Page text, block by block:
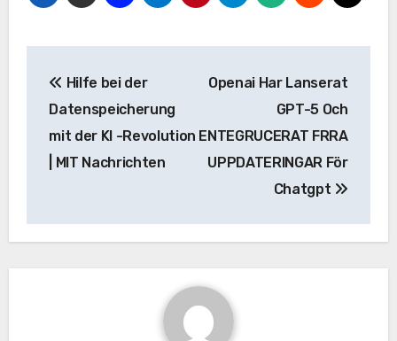
Navigation
Hilfe bei der
Datenspeicherung
mit der KI -Revolution
| MIT Nachrichten
Openai Har Lanserat
GPT-5 Och
ENTEGRUCERAT FRRA
UPPDATERINGAR För
Chatgpt